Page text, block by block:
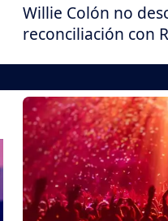
Willie Colón no
reconciliación con